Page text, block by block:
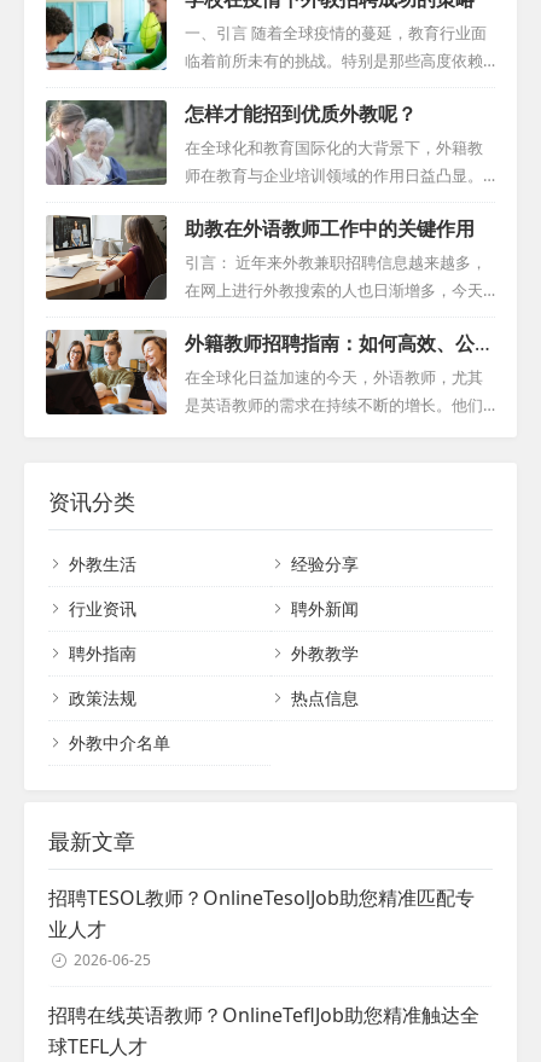
学校会考虑诸如教育背景、工作经验和教学
能力等标准。这些标准对保证教学质量是必
力的候选人。 想象一下，一所学校设定的门
槛过高，导致合格的候选人寥寥无几。在这
种情况下，...
言环境。然而，聘请外籍教师并非简单的任
务。他们的选择直接影响到孩子们的语言学
习效果。因此，本文将深入探讨幼儿园在聘
请外籍教师时应当考虑的关键因素，以及如
何为孩子们创造一个最佳的语言学习环境。
英语水平：幼儿园的期望 随着国际教育的深
严格的要求。这不仅是因为他们需要用英语
与孩子们交流，还因为他们的英语水平决定
了孩子们的语言...
一、引言 随着全球疫情的蔓延，教育行业面
临着前所未有的挑战。特别是那些高度依赖
外籍教师的教育机构，在边境关闭、政策调
整以及国际教师流动受限的背景下，不得不
重新思考其教学策略。本文将探讨疫情对全
球教育的影响，并提出应对这一挑战的成功
策略。 二、疫情对全球教育的影响 教学干
扰：外籍教师在许多学校中扮演着重要角
色，他们的语言能力和文化见解为教育体验
增添了独特价值。然而，由于疫情导致的国
短缺的问题。这导致了教学计划的调整，甚
至一些依赖外籍教师的课程被迫暂停或取
消。...
怎样才能招到优质外教呢？
在全球化和教育国际化的大背景下，外籍教
师在教育与企业培训领域的作用日益凸显。
随着英语逐渐成为国际交流的通用语言，对
于拥有流利英语和丰富教学经验的外籍教师
的需求也达到了前所未有的高度。然而，在
寻找和选择外籍教师的过程中，如何确保找
到最顶尖的人才成为了教育机构和企业面临
的一大挑战。 一、专业的外教招聘服务：解
决方案的核心 专业的外教招聘服务为这一挑
战提供了有效的解决方案。这些服务致力于
助教在外语教师工作中的关键作用
引言： 近年来外教兼职招聘信息越来越多，
在网上进行外教搜索的人也日渐增多，今天
我们就来深入探讨外教助教在外语教师工作
中的关键作用。助教不仅在课堂教学过程中
提供必要的支持，而且在提高外国英语教师
的教学效果和学生学习质量方面起着至关重
历，达成与外教的合作关系，需要先奠定合
作基础。首先，建立成功的合作关系需要在
外籍教师招聘指南：如何高效、公正
地招聘国际教师团队
在全球化日益加速的今天，外语教师，尤其
是英语教师的需求在持续不断的增长。他们
指南，旨在帮助教育机构高效、公正地完成
招聘过程。 一、初步评估与筛选 首先，对潜
在的候选人进行全面的评估至关重要。这包
括评估他们的教学经验、资格认证以及他们
是否愿意遵守学校的合同要求。通过这一步
骤，可以筛选出最有可能胜任该职位的合适
资讯分类
外教生活
经验分享
行业资讯
聘外新闻
聘外指南
外教教学
政策法规
热点信息
外教中介名单
最新文章
招聘TESOL教师？OnlineTesolJob助您精准匹配专
业人才
2026-06-25
招聘在线英语教师？OnlineTeflJob助您精准触达全
球TEFL人才